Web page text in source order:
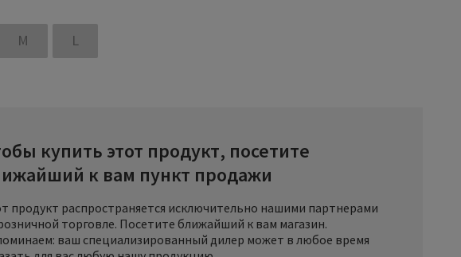
M L
купить этот продукт, посетите
к вам пункт продажи
продукт распространяется исключительно нашими партнерами
торговле. Посетите ближайший к вам магазин.
ваш специализированный дилер может в любое время